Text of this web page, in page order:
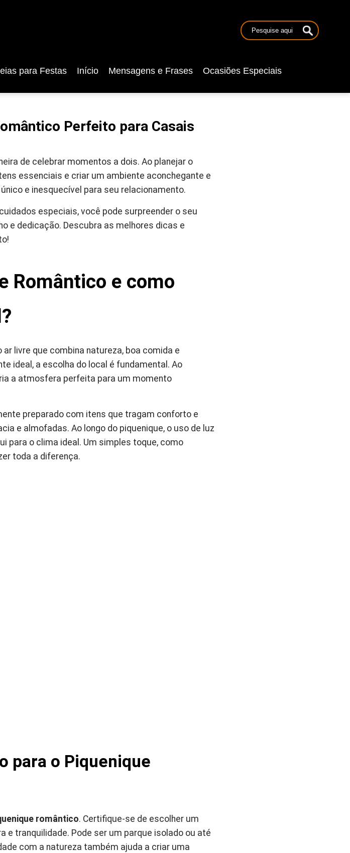
para Festas Início Mensagens e Frases Ocasiões Especiais
Perfeito para Casais
de celebrar momentos a dois. Ao planejar o
essenciais e criar um ambiente aconchegante e
e inesquecível para seu relacionamento.
especiais, você pode surpreender o seu
e dedicação. Descubra as melhores dicas e
Romântico e como
ar livre que combina natureza, boa comida e
ideal, a escolha do local é fundamental. Ao
a atmosfera perfeita para um momento
preparado com itens que tragam conforto e
e almofadas. Ao longo do piquenique, o uso de luz
para o clima ideal. Um simples toque, como
toda a diferença.
para o Piquenique
romântico. Certifique-se de escolher um
e tranquilidade. Pode ser um parque isolado ou até
com a natureza também ajuda a criar uma